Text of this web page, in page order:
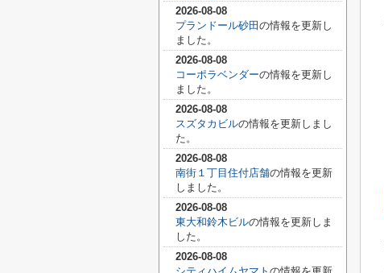
2026-08-08
プランドール砂田 の情報を更新し
ました。
2026-08-08
コーポラベンダーの情報を更新し
ました。
2026-08-08
スズタカビルの情報を更新しまし
た。
2026-08-08
南街１丁目住付店舗の情報を更新
しました。
2026-08-08
東大和鈴木ビルの情報を更新しま
した。
2026-08-08